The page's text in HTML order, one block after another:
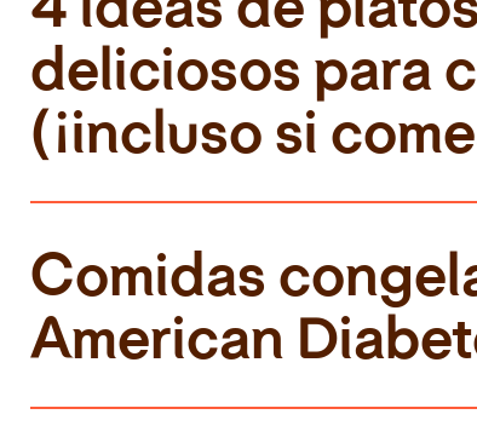
deliciosos para
(¡incluso si
Comidas
American